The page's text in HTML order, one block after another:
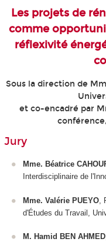
Les projets de
comme
réflexivité
Sous la direction de
et co-encadré par
Jury
Mme. Béatrice
Interdisciplinaire de
Mme. Valérie PUEYO
d'Études du Travail,
M. Hamid BEN AHMED